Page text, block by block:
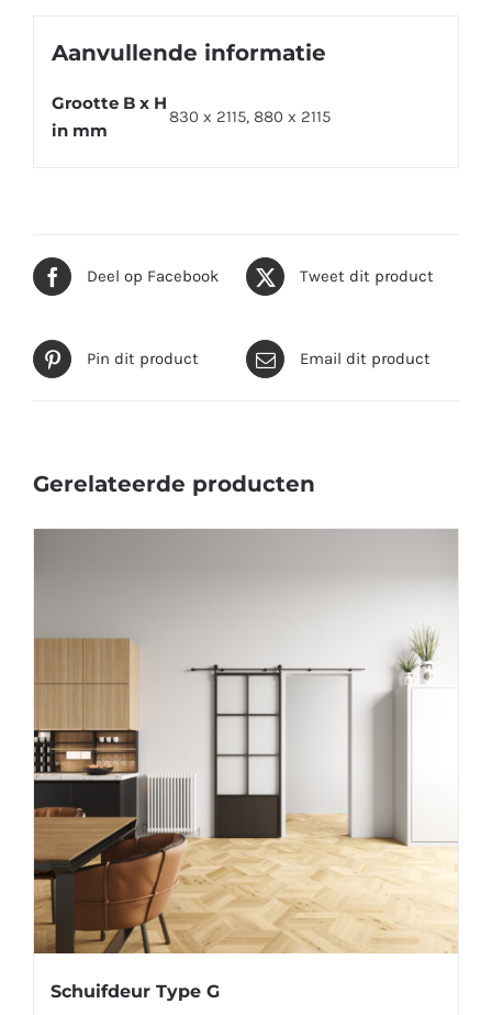
Aanvullende informatie
Grootte B x H
in mm
830 x 2115, 880 x 2115
Deel op Facebook Tweet dit product
Pin dit product Email dit product
Gerelateerde producten
Schuifdeur Type G